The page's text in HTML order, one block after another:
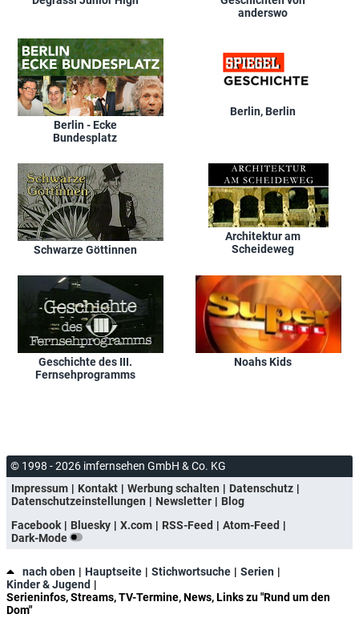
anderswo
Berlin - Ecke
Bundesplatz
Berlin, Berlin
Schwarze Göttinnen
Architektur am
Scheideweg
Geschichte des III.
Fernsehprogramms
Noahs Kids
© 1998 - 2026 imfernsehen GmbH & Co. KG
Impressum
Kontakt Werbung schalten
Datenschutz
Datenschutzeinstellungen
Newsletter
Blog
Facebook
Bluesky X.com RSS-Feed
Atom-Feed
Dark-Mode
nach oben Hauptseite Stichwortsuche
Serien
Kinder & Jugend
Serieninfos, Streams, TV-Termine, News, Links zu "Rund um den
Dom"